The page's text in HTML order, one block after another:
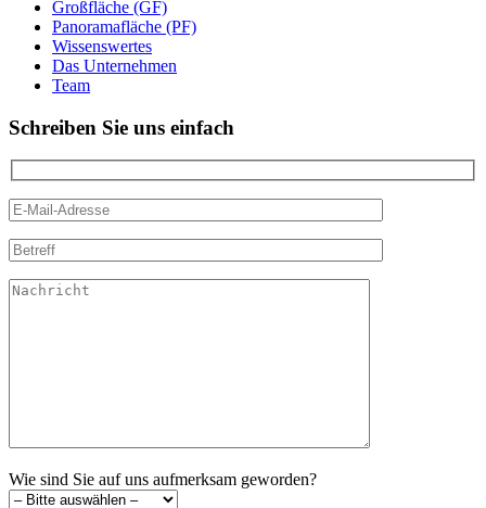
Großfläche (GF)
Panoramafläche (PF)
Wissenswertes
Das Unternehmen
Team
Schreiben Sie uns einfach
Wie sind Sie auf uns aufmerksam geworden?